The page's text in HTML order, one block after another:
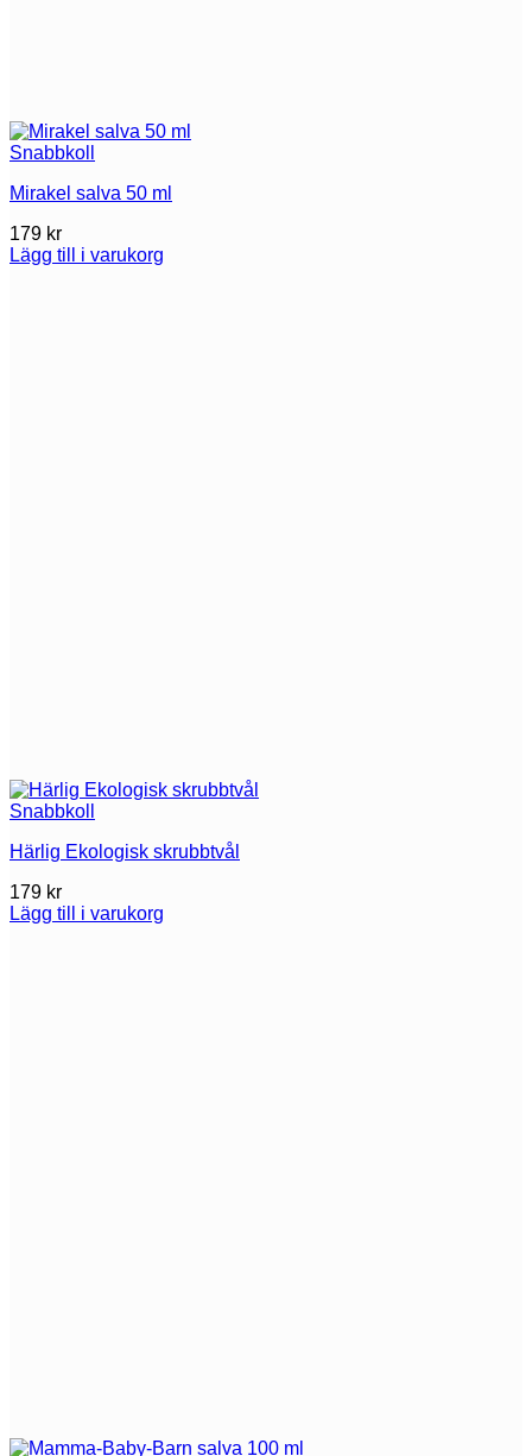
Snabbkoll
Mirakel salva 50 ml
179 kr
Lägg till i varukorg
Snabbkoll
Härlig Ekologisk skrubbtvål
179 kr
Lägg till i varukorg